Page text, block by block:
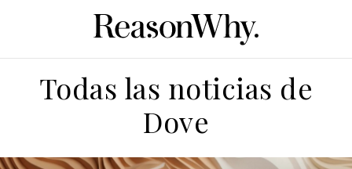
Todas las noticias de
Dove